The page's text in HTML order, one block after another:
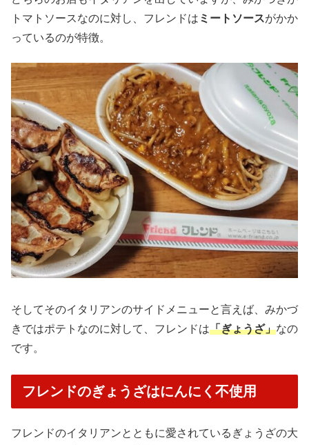
トマトソースなのに対し、フレンドは ミートソースがかか
っているのが特徴。
そしてそのイタリアンのサイドメニューと言えば、みかづ
きではポテトなのに対して、フレンドは「ぎょうざ」なの
です。
フレンドのぎょうざはにんにく不使用
フレンドのイタリアンとともに愛されているぎょうざの大